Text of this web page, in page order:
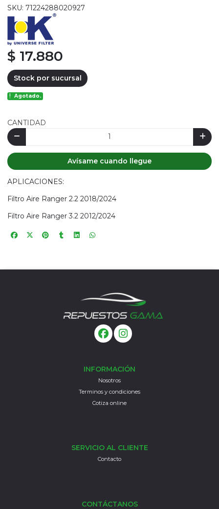
SKU: 71224288020927
$ 17.880
Stock por sucursal
Agotado.
CANTIDAD
Avísame cuando llegue
APLICACIONES:
Filtro Aire Ranger 2.2 2018/2024
Filtro Aire Ranger 3.2 2012/2024
INFORMACIÓN
Nosotros
Terminos y condiciones
Cotiza online
SERVICIO AL CLIENTE
Contacto
CONTÁCTANOS